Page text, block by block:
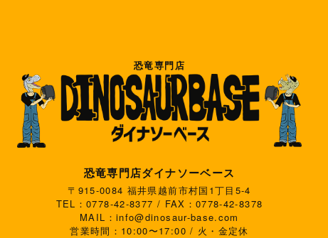
恐竜専門店
恐竜専門店ダイナソーベース
〒915-0084 福井県越前市村国1丁目5-4
TEL：0778-42-8377 / FAX：0778-42-8378
MAIL：info@dinosaur-base.com
営業時間：10:00〜17:00 / 火・金定休